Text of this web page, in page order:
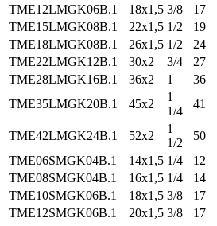
TME12LMGK06B.1
18x1,5 3/8 17
TME15LMGK08B.1
22x1,5 1/2 19
TME18LMGK08B.1
26x1,5 1/2 24
TME22LMGK12B.1
30x2 3/4 27
TME28LMGK16B.1
36x2 1 36
TME35LMGK20B.1
45x2
1
1/4
41
TME42LMGK24B.1 52x2
1
1/2
50
TME06SMGK04B.1
14x1,5 1/4 12
TME08SMGK04B.1
16x1,5 1/4 14
TME10SMGK06B.1
18x1,5 3/8 17
TME12SMGK06B.1
20x1,5 3/8 17